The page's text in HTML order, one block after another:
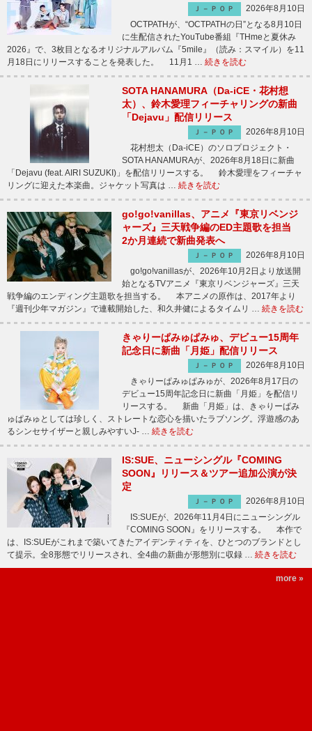
Ｊ－ＰＯＰ
2026年8月10日
OCTPATHが、“OCTPATHの日”となる8月10日
に生配信されたYouTube番組『THmeと夏休み
2026』で、3枚目となるオリジナルアルバム『5mile』（読み：スマイル）を11
月18日にリリースすることを発表した。 11月1 … 続きを読む
SOTA HANAMURA（Da-iCE・花村想
太）、鈴木愛理フィーチャリングの新曲
「Dejavu」配信リリース
Ｊ－ＰＯＰ
2026年8月10日
花村想太（Da-iCE）のソロプロジェクト・
SOTA HANAMURAが、2026年8月18日に新曲
「Dejavu (feat. AIRI SUZUKI)」を配信リリースする。 鈴木愛理をフィーチャ
リングに迎えた本楽曲。ジャケット写真は … 続きを読む
go!go!vanillas、アニメ『東京リベンジ
ャーズ』三天戦争編のED主題歌を担当
2か月連続で新曲発表へ
Ｊ－ＰＯＰ
2026年8月10日
go!go!vanillasが、2026年10月2日より放送開
始となるTVアニメ『東京リベンジャーズ』三天
戦争編のエンディング主題歌を担当する。 本アニメの原作は、2017年より
『週刊少年マガジン』で連載開始した、和久井健によるタイムリ … 続きを読む
きゃりーぱみゅぱみゅ、デビュー15周年
記念日に新曲「月姫」配信リリース
Ｊ－ＰＯＰ
2026年8月10日
きゃりーぱみゅぱみゅが、2026年8月17日の
デビュー15周年記念日に新曲「月姫」を配信リ
リースする。 新曲「月姫」は、きゃりーぱみ
ゅぱみゅとしては珍しく、ストレートな恋心を描いたラブソング。浮遊感のあ
るシンセサイザーと親しみやすいJ- … 続きを読む
IS:SUE、ニューシングル『COMING
SOON』リリース＆ツアー追加公演が決
定
Ｊ－ＰＯＰ
2026年8月10日
IS:SUEが、2026年11月4日にニューシングル
『COMING SOON』をリリースする。 本作で
は、IS:SUEがこれまで築いてきたアイデンティティを、ひとつのブランドとし
て提示。全8形態でリリースされ、全4曲の新曲が形態別に収録 … 続きを読む
more »